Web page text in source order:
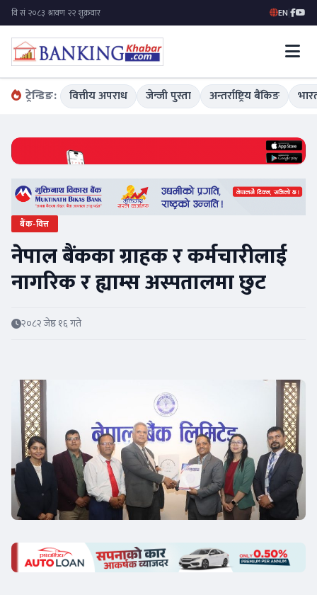
EN|
ट्रेन्डिङ: वित्तीय अपराध जेन्जी पुस्ता अन्तर्राष्ट्रिय बैंकिङ
बैंक-वित्त
नेपाल बैंकका ग्राहक र कर्मचारीलाई
नागरिक र ह्याम्स अस्पतालमा छुट
२०८२ जेष्ठ १६ गते